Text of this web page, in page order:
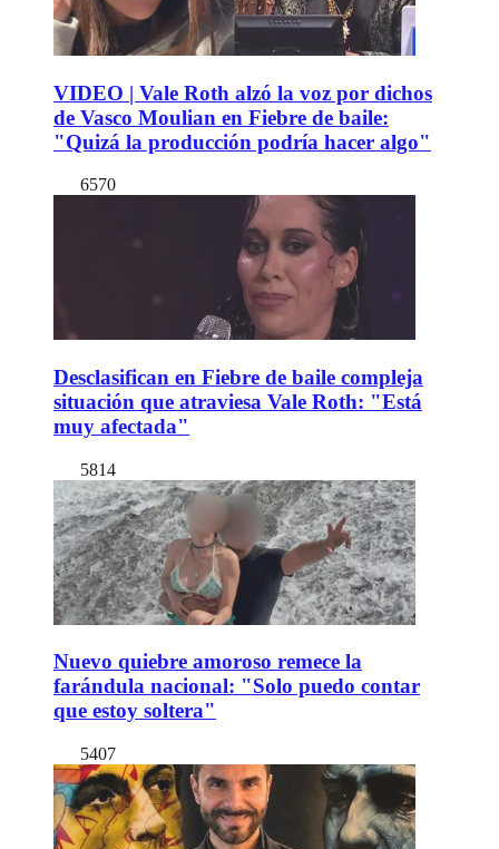
VIDEO | Vale Roth alzó la voz por dichos
de Vasco Moulian en Fiebre de baile:
"Quizá la producción podría hacer algo"
6570
Desclasifican en Fiebre de baile compleja
situación que atraviesa Vale Roth: "Está
muy afectada"
5814
Nuevo quiebre amoroso remece la
farándula nacional: "Solo puedo contar
que estoy soltera"
5407